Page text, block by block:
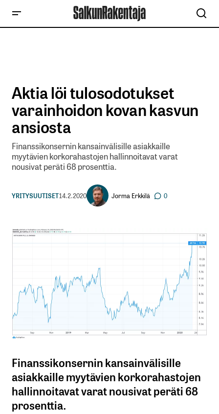
Aktia löi tulosodotukset
varainhoidon kovan kasvun
ansiosta
Finanssikonsernin kansainvälisille asiakkaille
myytävien korkorahastojen hallinnoitavat varat
nousivat peräti 68 prosenttia.
YRITYSUUTISET14.2.2020 Jorma Erkkilä 0
Finanssikonsernin kansainvälisille
asiakkaille myytävien korkorahastojen
hallinnoitavat varat nousivat peräti 68
prosenttia.